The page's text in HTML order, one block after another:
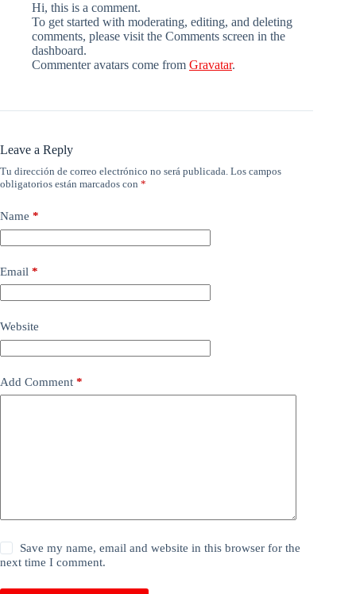
Hi, this is a comment.
To get started with moderating, editing, and deleting
comments, please visit the Comments screen in the
dashboard.
Commenter avatars come from Gravatar.
Leave a Reply
Tu dirección de correo electrónico no será publicada. Los campos
obligatorios están marcados con *
Name *
Email *
Website
Add Comment *
Save my name, email and website in this browser for the
next time I comment.